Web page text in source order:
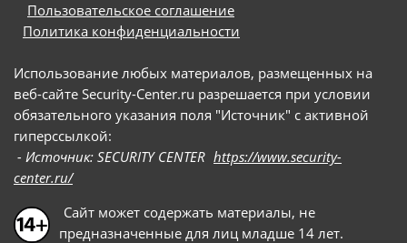
Пользовательское соглашение
Политика конфиденциальности
Использование любых материалов, размещенных на
веб-сайте Security-Center.ru разрешается при условии
обязательного указания поля "Источник" с активной
гиперссылкой:
- Источник: SECURITY CENTER https://www.security-
center.ru/
Сайт может содержать материалы, не
предназначенные для лиц младше 14 лет.